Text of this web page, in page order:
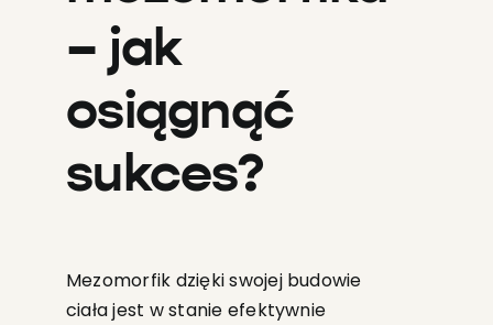
– jak
osiągnąć
sukces?
Mezomorfik dzięki swojej budowie
ciała jest w stanie efektywnie